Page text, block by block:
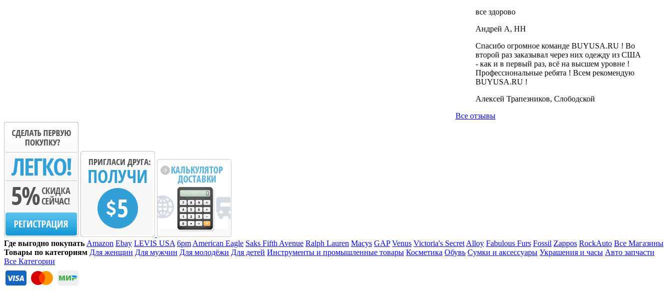
все здорово
Андрей А, НН
Спасибо огромное команде BUYUSA.RU ! Во
второй раз заказывал через них одежду из США
- как и в первый раз, всё на высшем уровне !
Профессиональные ребята ! Всем рекомендую
BUYUSA.RU !
Алексей Трапезников, Слободской
Все отзывы
Где выгодно покупать Amazon Ebay LEVIS USA 6pm American Eagle Saks Fifth Avenue Ralph Lauren Macys GAP Venus Victoria's Secret Alloy Fabulous Furs Fossil Zappos RockAuto Все Магазины
Товары по категориям Для женщин Для мужчин Для молодёжи Для детей Инструменты и промышленные товары Косметика Обувь Сумки и аксессуары Украшения и часы Авто запчасти
Все Категории